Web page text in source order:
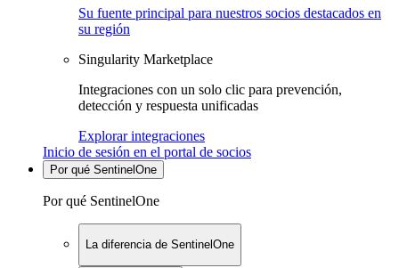
Su fuente principal para nuestros socios destacados en
su región
Singularity Marketplace
Integraciones con un solo clic para prevención,
detección y respuesta unificadas
Explorar integraciones
Inicio de sesión en el portal de socios
Por qué SentinelOne
Por qué SentinelOne
La diferencia de SentinelOne